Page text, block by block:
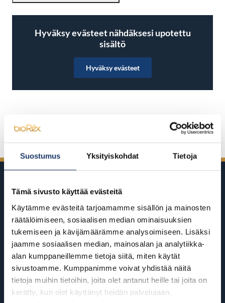
Suostumus Yksityiskohdat Tietoja
Tämä sivusto käyttää evästeitä
Käytämme evästeitä tarjoamamme sisällön ja mainosten
räätälöimiseen, sosiaalisen median ominaisuuksien
tukemiseen ja kävijämäärämme analysoimiseen. Lisäksi
jaamme sosiaalisen median, mainosalan ja analytiikka-
alan kumppaneillemme tietoja siitä, miten käytät
sivustoamme. Kumppanimme voivat yhdistää näitä
tietoja muihin tietoihin, joita olet antanut heille tai joita on
kerätty, kun olet käyttänyt heidän palvelujaan.
Hyväksy evästeet nähdäksesi upotettu
sisältö
Hyväksy evästeet
Jaa LinkedInissäJaa WhatsAppissa
BioRexillä on 12 elokuvateatteria
ympäri Suomea
Helsinki
BioRex Redi
Riihimäki
BioRex Riihimäki